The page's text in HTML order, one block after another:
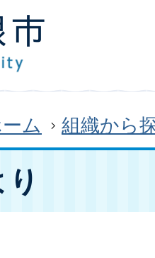
ム 組織から